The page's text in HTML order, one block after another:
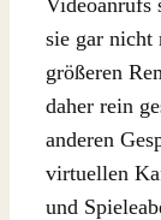
sie gar nicht
größeren
daher rein
anderen
virtuellen
und